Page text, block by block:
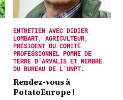
ENTRETIEN AVEC DIDIER
LOMBART, AGRICULTEUR,
PRÉSIDENT DU COMITÉ
PROFESSIONNEL POMME DE
TERRE D’ARVALIS ET MEMBRE
DU BUREAU DE L’UNPT.
Rendez-vous à
PotatoEurope !